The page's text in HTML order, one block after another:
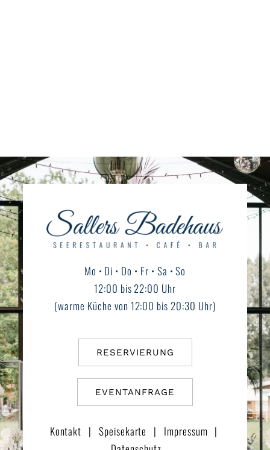
Mo • Di • Do • Fr • Sa • So
12:00 bis 22:00 Uhr
(warme Küche von 12:00 bis 20:30 Uhr)
RESERVIERUNG
EVENTANFRAGE
Kontakt | Speisekarte | Impressum |